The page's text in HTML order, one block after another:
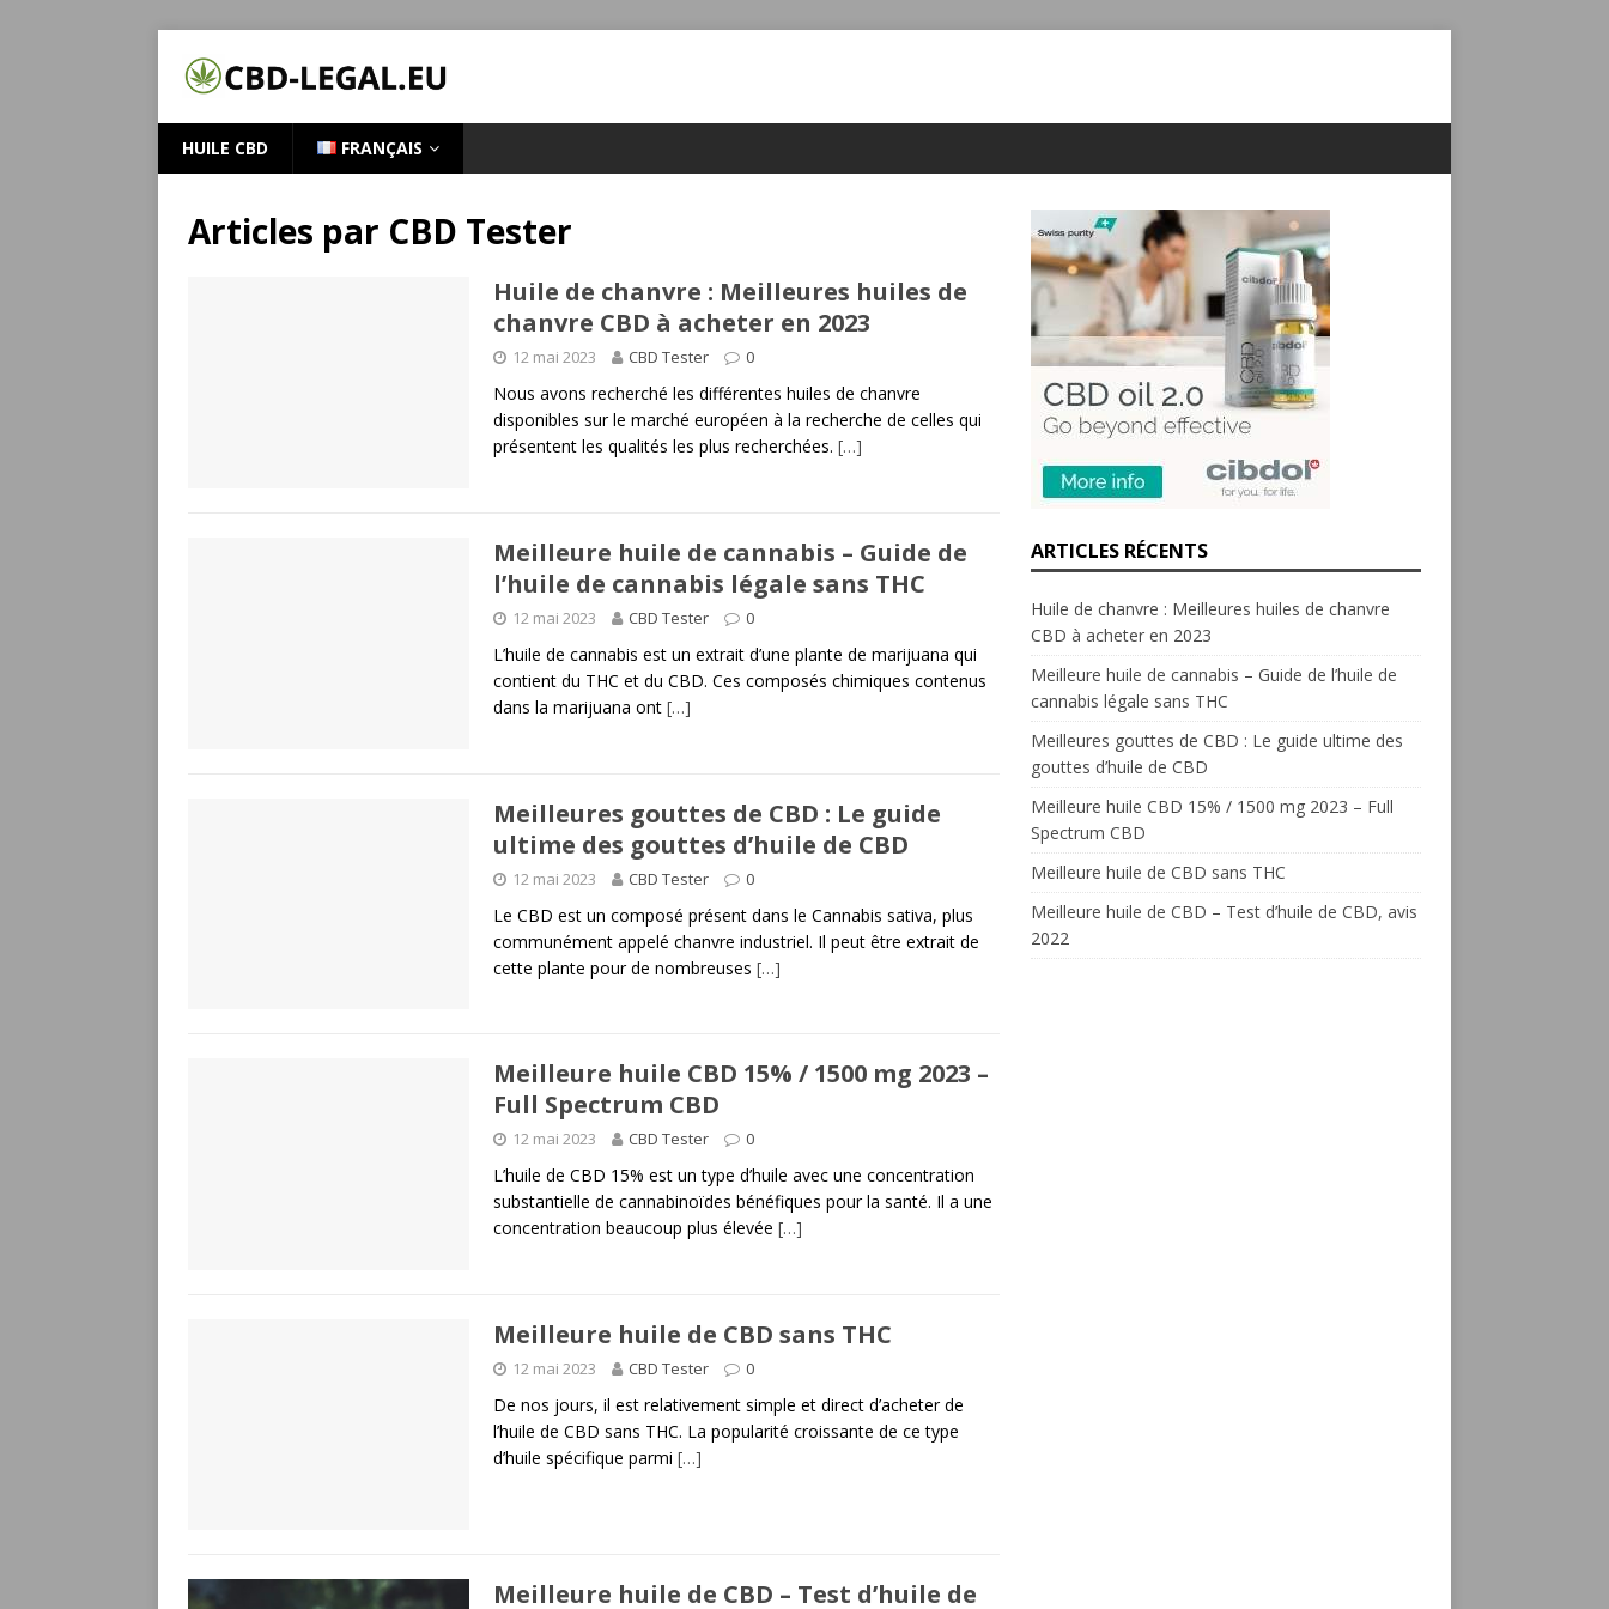
HUILE CBD FRANÇAIS
Articles par CBD Tester
Huile de chanvre : Meilleures huiles de
chanvre CBD à acheter en 2023
12 mai 2023 CBD Tester 0
Nous avons recherché les différentes huiles de chanvre
disponibles sur le marché européen à la recherche de celles qui
présentent les qualités les plus recherchées. […]
Meilleure huile de cannabis – Guide de
l’huile de cannabis légale sans THC
12 mai 2023 CBD Tester 0
L’huile de cannabis est un extrait d’une plante de marijuana qui
contient du THC et du CBD. Ces composés chimiques contenus
dans la marijuana ont […]
Meilleures gouttes de CBD : Le guide
ultime des gouttes d’huile de CBD
12 mai 2023 CBD Tester 0
Le CBD est un composé présent dans le Cannabis sativa, plus
communément appelé chanvre industriel. Il peut être extrait de
cette plante pour de nombreuses […]
Meilleure huile CBD 15% / 1500 mg 2023 –
Full Spectrum CBD
12 mai 2023 CBD Tester 0
L’huile de CBD 15% est un type d’huile avec une concentration
substantielle de cannabinoïdes bénéfiques pour la santé. Il a une
concentration beaucoup plus élevée […]
Meilleure huile de CBD sans THC
12 mai 2023 CBD Tester 0
De nos jours, il est relativement simple et direct d’acheter de
l’huile de CBD sans THC. La popularité croissante de ce type
d’huile spécifique parmi […]
Meilleure huile de CBD – Test d’huile de
ARTICLES RÉCENTS
Huile de chanvre : Meilleures huiles de chanvre
CBD à acheter en 2023
Meilleure huile de cannabis – Guide de l’huile de
cannabis légale sans THC
Meilleures gouttes de CBD : Le guide ultime des
gouttes d’huile de CBD
Meilleure huile CBD 15% / 1500 mg 2023 – Full
Spectrum CBD
Meilleure huile de CBD sans THC
Meilleure huile de CBD – Test d’huile de CBD, avis
2022